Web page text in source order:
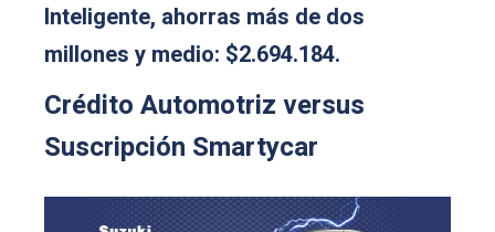
Inteligente, ahorras más de dos
millones y medio: $2.694.184.
Crédito Automotriz versus
Suscripción Smartycar